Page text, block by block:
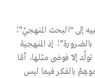
إلى “البحث المنهجيِّ”؛
إذ المنهجية
إلاّ فوضى مثلها، أمَّا
بالفكر فيما ليس